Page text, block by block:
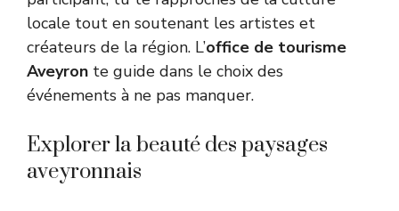
locale tout en soutenant les artistes et
créateurs de la région. L’office de tourisme
Aveyron te guide dans le choix des
événements à ne pas manquer.
Explorer la beauté des paysages
aveyronnais